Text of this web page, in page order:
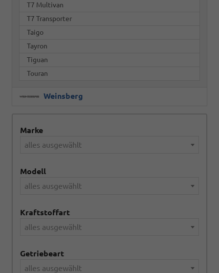
T7 Multivan
T7 Transporter
Taigo
Tayron
Tiguan
Touran
Weinsberg
Marke
alles ausgewählt
Modell
alles ausgewählt
Kraftstoffart
alles ausgewählt
Getriebeart
alles ausgewählt